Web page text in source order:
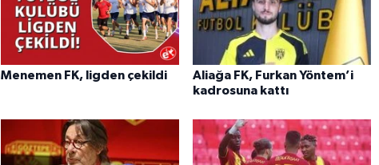
Menemen FK, ligden çekildi
Aliağa FK, Furkan Yöntem’i
kadrosuna kattı